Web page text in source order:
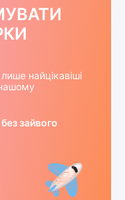
найцікавіші
зайвого